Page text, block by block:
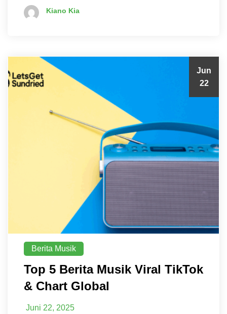
Kiano Kia
Jun
22
Berita Musik
Top 5 Berita Musik Viral TikTok
& Chart Global
Juni 22, 2025